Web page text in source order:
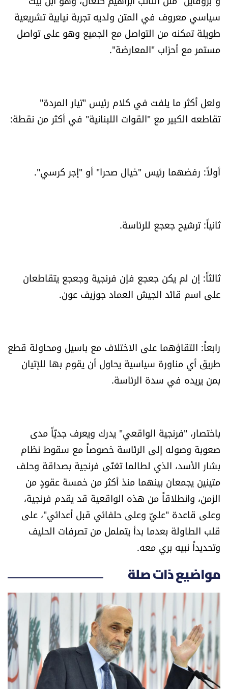
سياسي معروف في المتن ولديه تجربة نيابية تشريعية
طويلة تمكنه من التواصل مع الجميع وهو على تواصل
مستمر مع أحزاب "المعارضة".
ولعل أكثر ما يلفت في كلام رئيس "تيار المردة"
تقاطعه الكبير مع "القوات اللبنانية" في أكثر من نقطة:
أولاً: رفضهما رئيس "خيال صحرا" أو "إجر كرسي".
ثانياً: ترشيح جعجع للرئاسة.
ثالثاً: إن لم يكن جعجع فإن فرنجية وجعجع يتقاطعان
على اسم قائد الجيش العماد جوزيف عون.
رابعاً: التقاؤهما على الاختلاف مع باسيل ومحاولة قطع
طريق أي مناورة سياسية يحاول أن يقوم بها للإتيان
بمن يريده في سدة الرئاسة.
باختصار، "فرنجية الواقعي" يدرك ويعرف جديّاً مدى
صعوبة وصوله إلى الرئاسة خصوصاً مع سقوط نظام
بشار الأسد، الذي لطالما تغنّى فرنجية بصداقة وحلف
متينين يجمعان بينهما منذ أكثر من خمسة عقودٍ من
الزمن، وانطلاقاً من هذه الواقعية قد يقدم فرنجية،
وعلى قاعدة "عليّ وعلى حلفائي قبل أعدائي"، على
قلب الطاولة بعدما بدأ يتململ من تصرفات الحليف
وتحديداً نبيه بري معه.
مواضيع ذات صلة